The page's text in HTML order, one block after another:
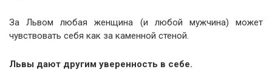
За Львом любая женщина (и любой мужчина) может
чувствовать себя как за каменной стеной.
Львы дают другим уверенность в себе.